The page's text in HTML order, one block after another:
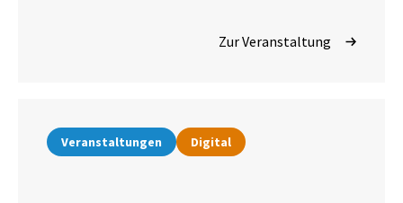
Zur Veranstaltung
Veranstaltungen Digital